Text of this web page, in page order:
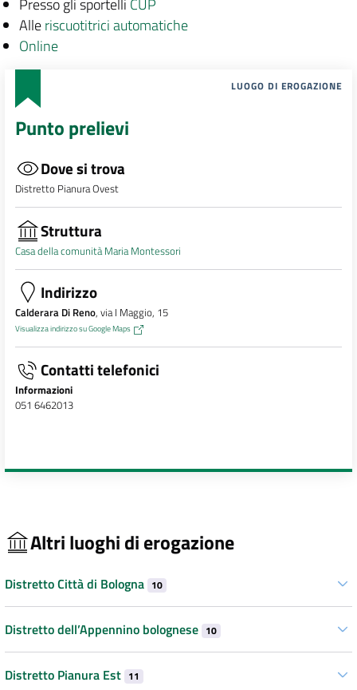
Alleriscuotitrici automatiche
Online
LUOGO DI EROGAZIONE
Punto prelievi
Dove si trova
Distretto Pianura Ovest
Struttura
Casa della comunità Maria Montessori
Indirizzo
Calderara Di Reno, via I Maggio, 15
Visualizza indirizzo su Google Maps
Contatti telefonici
Informazioni
051 6462013
Altri luoghi di erogazione
Distretto Città di Bologna 10
Distretto dell’Appennino bolognese 10
Distretto Pianura Est 11